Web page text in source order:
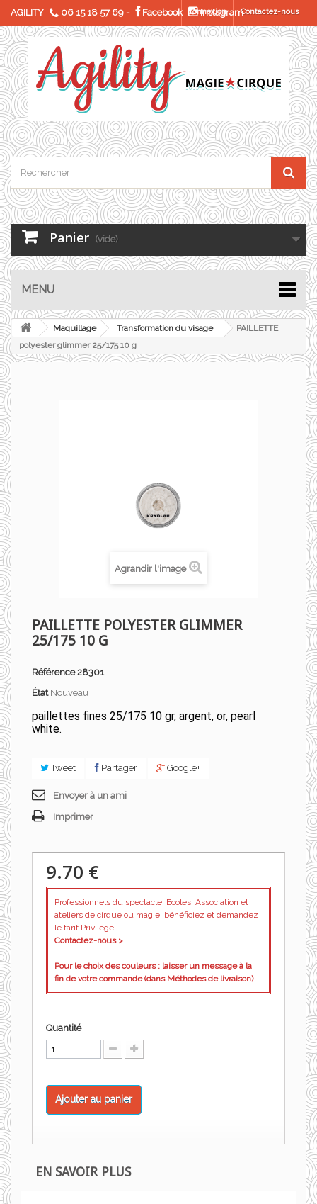
AGILITY 06 15 18 57 69 - Facebook InstagramContactez-nous
Connexion
Panier (vide)
MENU
Maquillage Transformation du visage
PAILLETTE
polyester glimmer 25/175 10 g
Agrandir l'image
PAILLETTE POLYESTER GLIMMER
25/175 10 G
Référence 28301
État Nouveau
paillettes fines 25/175 10 gr, argent, or, pearl
white.
Tweet Partager Google+
Envoyer à un ami
Imprimer
9.70 €
Professionnels du spectacle, Ecoles, Association et
ateliers de cirque ou magie, bénéficiez et demandez
le tarif Privilège.
Contactez-nous >
Pour le choix des couleurs : laisser un message à la
fin de votre commande (dans Méthodes de livraison)
Quantité
Ajouter au panier
EN SAVOIR PLUS